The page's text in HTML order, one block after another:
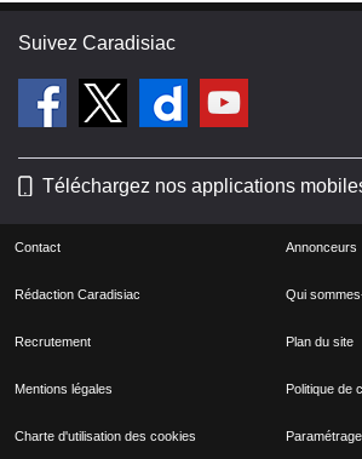
Suivez Caradisiac
Téléchargez nos applications
Contact Annonceurs
Rédaction Caradisiac Qui
Recrutement Plan du site
Mentions légales Politique de
Charte d'utilisation des cookies